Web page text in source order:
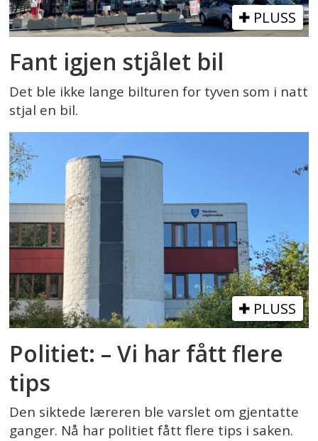
PLUSS
Fant igjen stjålet bil
Det ble ikke lange bilturen for tyven som i natt
stjal en bil.
PLUSS
Politiet: – Vi har fått flere
tips
Den siktede læreren ble varslet om gjentatte
ganger. Nå har politiet fått flere tips i saken.